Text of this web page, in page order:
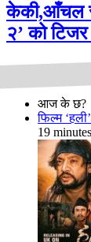
केकी,आँचल र
२’ को
आज के छ?
फिल्म
19